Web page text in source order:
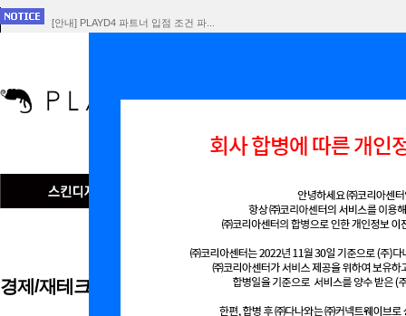
[안내] PLAYD4 파트너 입점 조건 파...
인기검색어 맞춤형
경제/재테크